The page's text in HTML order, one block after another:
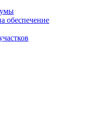
обеспечение